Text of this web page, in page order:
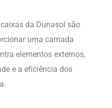
de Água da Dunasol
e segura para proteger e